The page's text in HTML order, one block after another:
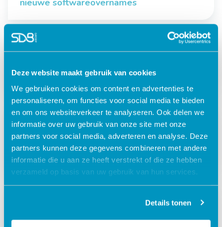
Deze website maakt gebruik van cookies
We gebruiken cookies om content en advertenties te
personaliseren, om functies voor social media te bieden
en om ons websiteverkeer te analyseren. Ook delen we
informatie over uw gebruik van onze site met onze
partners voor social media, adverteren en analyse. Deze
partners kunnen deze gegevens combineren met andere
informatie die u aan ze heeft verstrekt of die ze hebben
verzameld op basis van uw gebruik van hun services.
Details tonen
nieuwe softwareovernames
Jeugdzorg HR
Het werk van een Product Owner
Interview tussen onze CTO en Microsoft
over de impact van Corona